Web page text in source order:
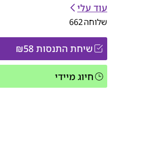
שיחת התנסות ₪58
חיוג מיידי
עוד עלי
שלוחה662